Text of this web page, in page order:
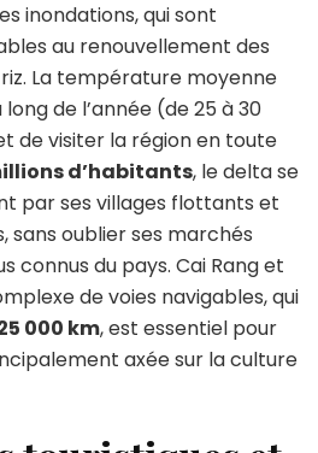
inondations, qui sont
au renouvellement des
La température moyenne
de l’année (de 25 à 30
de visiter la région en toute
d’habitants, le delta se
par ses villages flottants et
sans oublier ses marchés
connus du pays. Cai Rang et
de voies navigables, qui
000 km, est essentiel pour
axée sur la culture